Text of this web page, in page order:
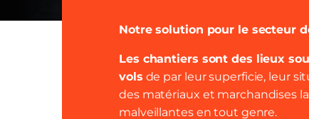
Notre solution pour le secteur
Les chantiers sont des lieux
vols de par leur superficie, leur
des matériaux et marchandises
malveillantes en tout genre.